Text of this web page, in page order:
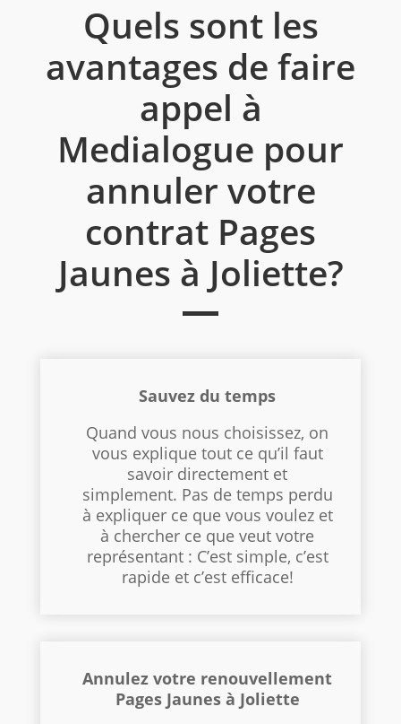
Quels sont les
avantages de faire
appel à
Medialogue pour
annuler votre
contrat Pages
Jaunes à Joliette?
Sauvez du temps
Quand vous nous choisissez, on
vous explique tout ce qu’il faut
savoir directement et
simplement. Pas de temps perdu
à expliquer ce que vous voulez et
à chercher ce que veut votre
représentant : C’est simple, c’est
rapide et c’est efficace!
Annulez votre renouvellement
Pages Jaunes à Joliette